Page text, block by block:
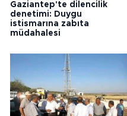
Gaziantep'te dilencilik
denetimi: Duygu
istismarına zabıta
müdahalesi